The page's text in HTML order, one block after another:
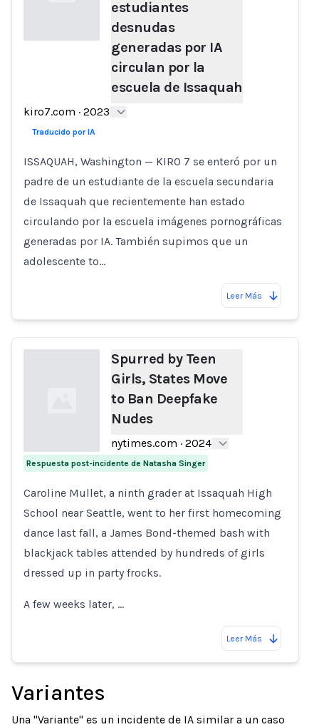
estudiantes
desnudas
generadas por IA
circulan por la
escuela de Issaquah
kiro7.com · 2023
Traducido por IA
ISSAQUAH, Washington — KIRO 7 se enteró por un
padre de un estudiante de la escuela secundaria
de Issaquah que recientemente han estado
circulando por la escuela imágenes pornográficas
generadas por IA. También supimos que un
adolescente to…
Leer Más
Spurred by Teen
Girls, States Move
to Ban Deepfake
Nudes
nytimes.com · 2024
Respuesta post-incidente de Natasha Singer
Caroline Mullet, a ninth grader at Issaquah High
School near Seattle, went to her first homecoming
dance last fall, a James Bond-themed bash with
blackjack tables attended by hundreds of girls
dressed up in party frocks.
A few weeks later, …
Leer Más
Variantes
Una "Variante" es un incidente de IA similar a un caso